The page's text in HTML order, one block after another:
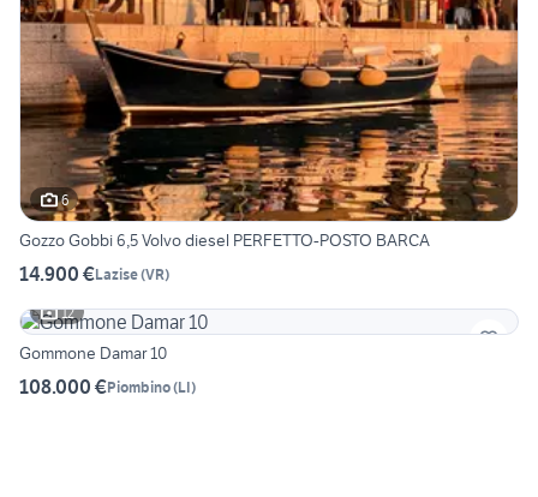
6
Gozzo Gobbi 6,5 Volvo diesel PERFETTO-POSTO BARCA
14.900 €Lazise(VR)
12
Gommone Damar 10
108.000 €Piombino(LI)